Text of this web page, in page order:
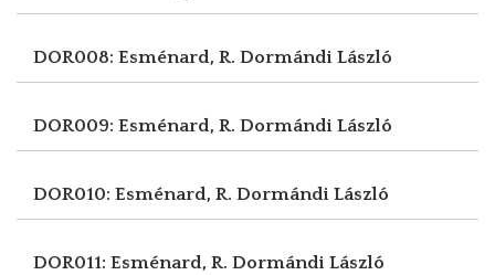
DOR008: Esménard, R. Dormándi László
DOR009: Esménard, R. Dormándi László
DOR010: Esménard, R. Dormándi László
DOR011: Esménard, R. Dormándi László